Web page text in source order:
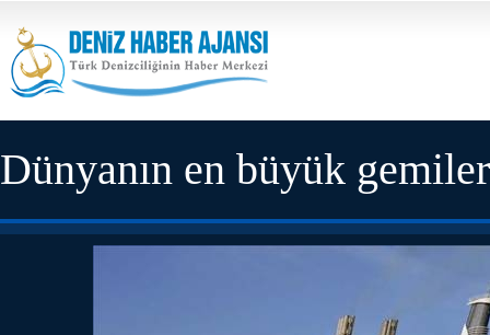
Dünyanın en büyük